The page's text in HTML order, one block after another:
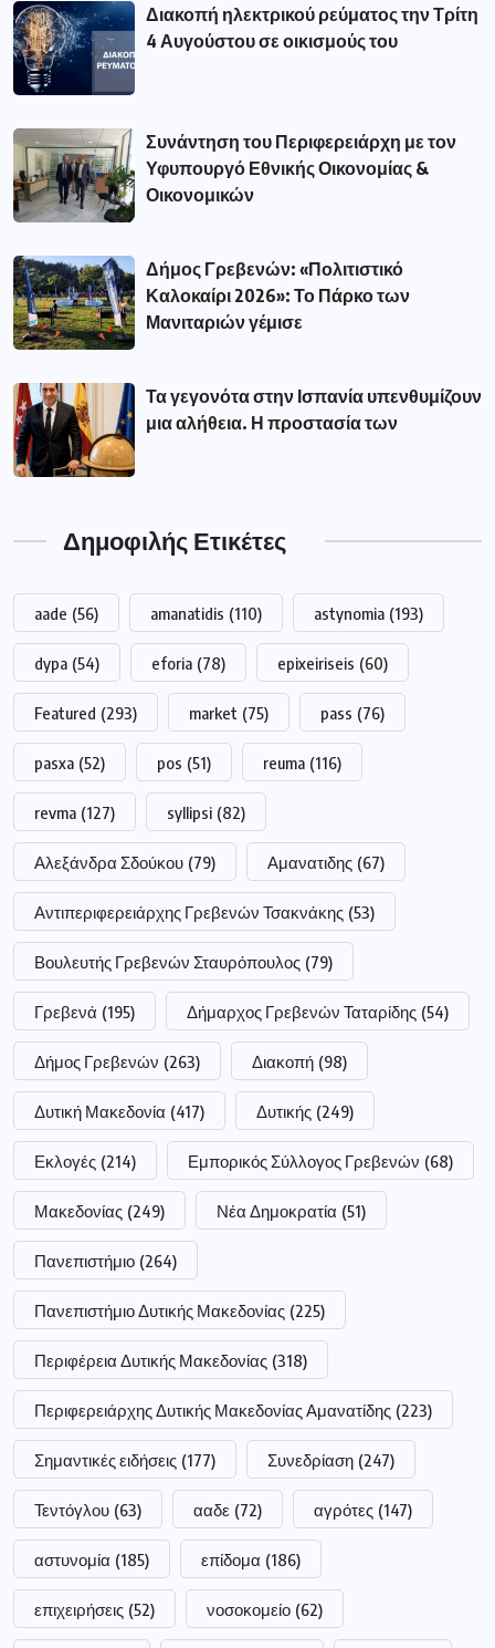
Διακοπή ηλεκτρικού ρεύματος την Τρίτη
4 Αυγούστου σε οικισμούς του
Συνάντηση του Περιφερειάρχη με τον
Υφυπουργό Εθνικής Οικονομίας &
Οικονομικών
Δήμος Γρεβενών: «Πολιτιστικό
Καλοκαίρι 2026»: Το Πάρκο των
Μανιταριών γέμισε
Τα γεγονότα στην Ισπανία υπενθυμίζουν
μια αλήθεια. Η προστασία των
Δημοφιλής Ετικέτες
aade (56) amanatidis (110) astynomia (193)
dypa (54) eforia (78) epixeiriseis (60)
Featured (293) market (75) pass (76)
pasxa (52) pos (51) reuma (116)
revma (127) syllipsi (82)
Αλεξάνδρα Σδούκου (79) Αμανατιδης (67)
Αντιπεριφερειάρχης Γρεβενών Τσακνάκης (53)
Βουλευτής Γρεβενών Σταυρόπουλος (79)
Γρεβενά (195) Δήμαρχος Γρεβενών Ταταρίδης (54)
Δήμος Γρεβενών (263) Διακοπή (98)
Δυτική Μακεδονία (417) Δυτικής (249)
Εκλογές (214) Εμπορικός Σύλλογος Γρεβενών (68)
Μακεδονίας (249) Νέα Δημοκρατία (51)
Πανεπιστήμιο (264)
Πανεπιστήμιο Δυτικής Μακεδονίας (225)
Περιφέρεια Δυτικής Μακεδονίας (318)
Περιφερειάρχης Δυτικής Μακεδονίας Αμανατίδης (223)
Σημαντικές ειδήσεις (177) Συνεδρίαση (247)
Τεντόγλου (63) ααδε (72) αγρότες (147)
αστυνομία (185) επίδομα (186)
επιχειρήσεις (52) νοσοκομείο (62)